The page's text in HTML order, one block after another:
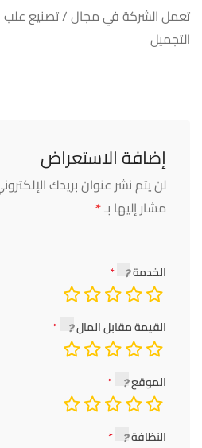
تعمل الشركة في مجال / تصنيع علب
التجميل
إضافة الاستعراض
لن يتم نشر عنوان بريدك
مشار إليها بـ*
الخدمة
القيمة مقابل المال
الموقع
النظافة